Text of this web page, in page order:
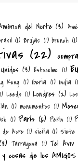
del Norte (3)
(1) Brujas (1) brunch (1)
(22)
(3) Estocolmo (1)
Kong (1) Iberia (1) India
Leeds (1) Londres (2)
(1) monumentos (1)
(1) París (6) Pekín (1)
de Acre (1) sicilia (1) Siete
Tarragona (1) Tel Aviv
cosas de los